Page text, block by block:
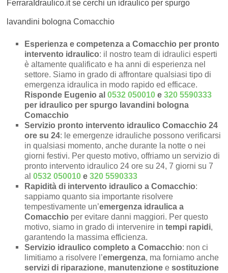
FerraraIdraulico.it se cerchi un idraulico per spurgo
lavandini bologna Comacchio
Esperienza e competenza a Comacchio per pronto
intervento idraulico: il nostro team di idraulici esperti
è altamente qualificato e ha anni di esperienza nel
settore. Siamo in grado di affrontare qualsiasi tipo di
emergenza idraulica in modo rapido ed efficace.
Risponde Eugenio al0532 050010 e320 5590333
per idraulico per spurgo lavandini bologna
Comacchio
Servizio pronto intervento idraulico Comacchio 24
ore su 24: le emergenze idrauliche possono verificarsi
in qualsiasi momento, anche durante la notte o nei
giorni festivi. Per questo motivo, offriamo un servizio di
pronto intervento idraulico 24 ore su 24, 7 giorni su 7
al0532 050010 e320 5590333
Rapidità di intervento idraulico a Comacchio:
sappiamo quanto sia importante risolvere
tempestivamente un’emergenza idraulica a
Comacchio per evitare danni maggiori. Per questo
motivo, siamo in grado di intervenire intempi rapidi,
garantendo la massima efficienza.
Servizio idraulico completo a Comacchio: non ci
limitiamo a risolvere l’emergenza, ma forniamo anche
servizi di riparazione, manutenzione esostituzione